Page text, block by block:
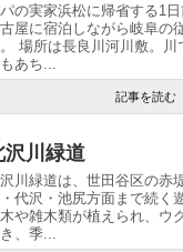
の実家浜松に帰省する1
屋に宿泊しながら岐阜の
場所は長良川河川敷。川
あち...
記事を読む
沢川緑道
川緑道は、世田谷区の赤
代沢・池尻方面まで続く
や雑木類が植えられ、ウ
、季...